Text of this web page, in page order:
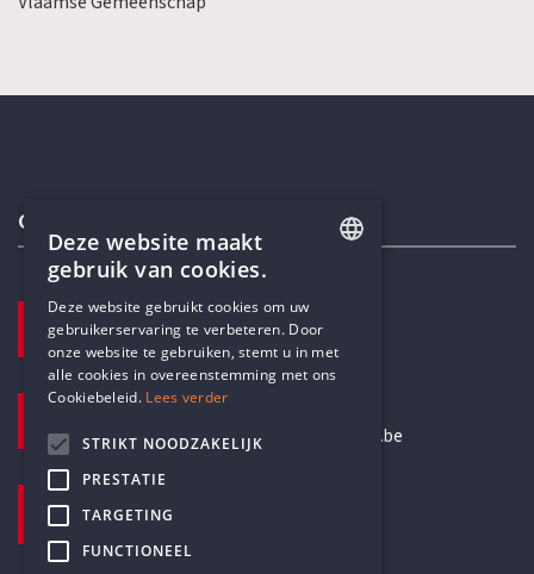
Contactgegevens
TELEFOON
+32 3 233 70 32
E-MAILADRES
secretariaat@humanistischverbond.be
Pottenbrug 4
Antwerpen, 2000
DUTCH
Deze website maakt
gebruik van cookies.
Deze website gebruikt cookies om uw
gebruikerservaring te verbeteren. Door
onze website te gebruiken, stemt u in met
alle cookies in overeenstemming met ons
Cookiebeleid. Lees verder
STRIKT NOODZAKELIJK
PRESTATIE
TARGETING
FUNCTIONEEL